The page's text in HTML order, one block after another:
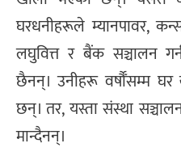
घरधनीहरूले म्यानपावर,
लघुवित्त र बैंक सञ्चालन
छैनन्। उनीहरू वर्षौँसम्म घर
छन्। तर, यस्ता संस्था
मान्दैनन्।